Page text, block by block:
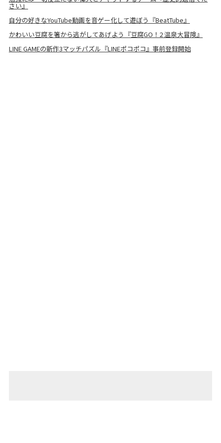
さい』
自分の好きなYouTube動画を音ゲー化して遊ぼう『BeatTube』
かわいい豆腐を箸から逃がしてあげよう『豆腐GO！2 温泉大冒険』
LINE GAMEの新作3マッチパズル『LINEポコポコ』事前登録開始